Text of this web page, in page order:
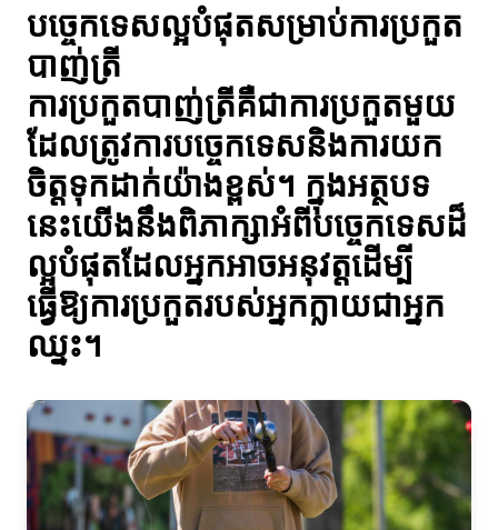
បច្ចេកទេសល្អបំផុតសម្រាប់ការប្រកួត
បាញ់ត្រី
ការប្រកួតបាញ់ត្រីគឺជាការប្រកួតមួយ
ដែលត្រូវការបច្ចេកទេសនិងការយក
ចិត្តទុកដាក់យ៉ាងខ្ពស់។ ក្នុងអត្ថបទ
នេះយើងនឹងពិភាក្សាអំពីបច្ចេកទេសដ៏
ល្អបំផុតដែលអ្នកអាចអនុវត្តដើម្បី
ធ្វើឱ្យការប្រកួតរបស់អ្នកក្លាយជាអ្នក
ឈ្នះ។